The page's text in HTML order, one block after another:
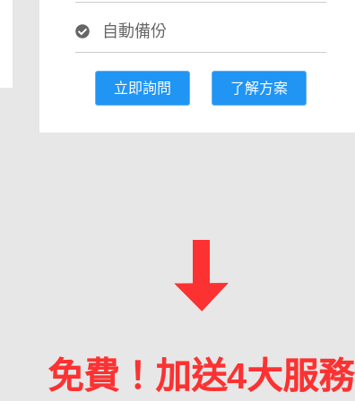
自動備份
立即詢問 了解方案
免費！加送4大服務